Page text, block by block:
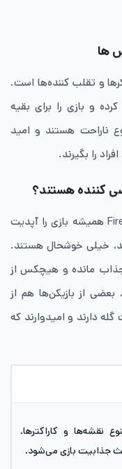
ها
و تقلب ‌کننده‌ها است.
کرده و بازی را برای بقیه
ناراحت هستند و امید
را بگیرند.
کننده هستند؟
، سازنده‌ Fire Free همیشه بازی را آپدیت
خیلی خوشحال هستند.
مانده و هیچکس از
از بازیکن‌ها هم از
دارند و امیدوارند که
نقشه‌ها و کاراکترها.
جذابیت بازی می‌شود.